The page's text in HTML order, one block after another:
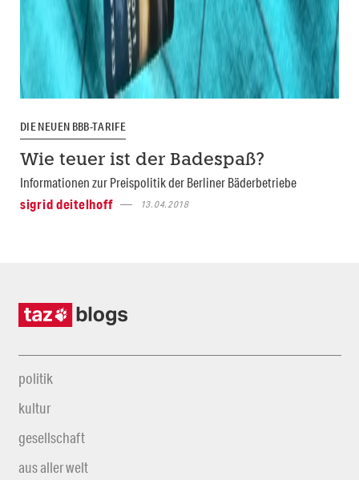
DIE NEUEN BBB-TARIFE
Wie teuer ist der Badespaß?
Informationen zur Preispolitik der Berliner Bäderbetriebe
sigrid deitelhoff
13.04.2018
politik
kultur
gesellschaft
aus aller welt